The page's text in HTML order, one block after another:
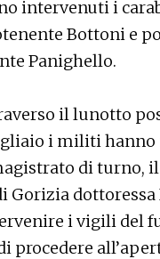
intervenuti i
Bottoni e
Panighello.
il lunotto
i militi
di turno,
Gorizia
i vigili del
procedere